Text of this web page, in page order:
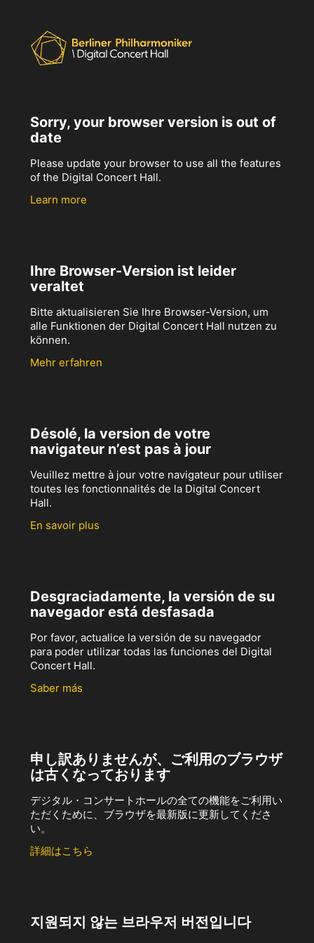
Sorry, your browser version is out of
date
Please update your browser to use all the features
of the Digital Concert Hall.
Learn more
Ihre Browser-Version ist leider
veraltet
Bitte aktualisieren Sie Ihre Browser-Version, um
alle Funktionen der Digital Concert Hall nutzen zu
können.
Mehr erfahren
Désolé, la version de votre
navigateur n’est pas à jour
Veuillez mettre à jour votre navigateur pour utiliser
toutes les fonctionnalités de la Digital Concert
Hall.
En savoir plus
Desgraciadamente, la versión de su
navegador está desfasada
Por favor, actualice la versión de su navegador
para poder utilizar todas las funciones del Digital
Concert Hall.
Saber más
申し訳ありませんが、ご利用のブラウザ
は古くなっております
デジタル・コンサートホールの全ての機能をご利用い
ただくために、ブラウザを最新版に更新してくださ
い。
詳細はこちら
지원되지 않는 브라우저 버전입니다